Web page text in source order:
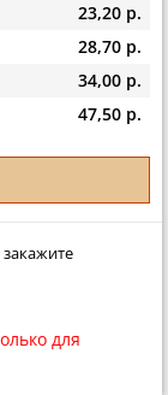
23,20 р.
28,70 р.
34,00 р.
47,50 р.
для